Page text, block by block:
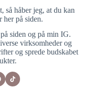
så håber jeg, at du kan
her på siden.
siden og på min IG.
virksomheder og
og sprede budskabet